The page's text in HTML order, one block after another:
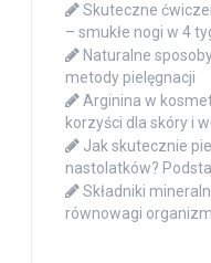
Skuteczne
– smukłe nogi w 4
Naturalne
metody pielęgnacji
Arginina w
korzyści dla skóry i
Jak skutecznie
nastolatków?
Składniki
równowagi